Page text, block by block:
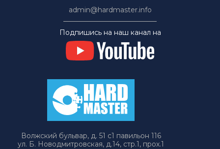
admin@hardmaster.info
Подпишись на наш канал на
Волжский бульвар, д. 51 с1 павильон 116
ул. Б. Новодмитровская, д.14, стр.1, прох.1